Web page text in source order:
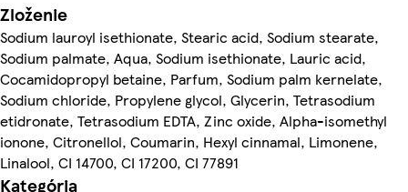
Zloženie
Sodium lauroyl isethionate, Stearic acid, Sodium stearate,
Sodium palmate, Aqua, Sodium isethionate, Lauric acid,
Cocamidopropyl betaine, Parfum, Sodium palm kernelate,
Sodium chloride, Propylene glycol, Glycerin, Tetrasodium
etidronate, Tetrasodium EDTA, Zinc oxide, Alpha-isomethyl
ionone, Citronellol, Coumarin, Hexyl cinnamal, Limonene,
Linalool, CI 14700, CI 17200, CI 77891
Kategória